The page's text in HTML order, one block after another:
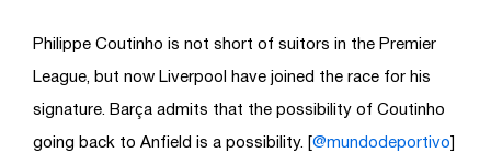
Philippe Coutinho is not short of suitors in the Premier
League, but now Liverpool have joined the race for his
signature. Barça admits that the possibility of Coutinho
going back to Anfield is a possibility. [ @mundodeportivo